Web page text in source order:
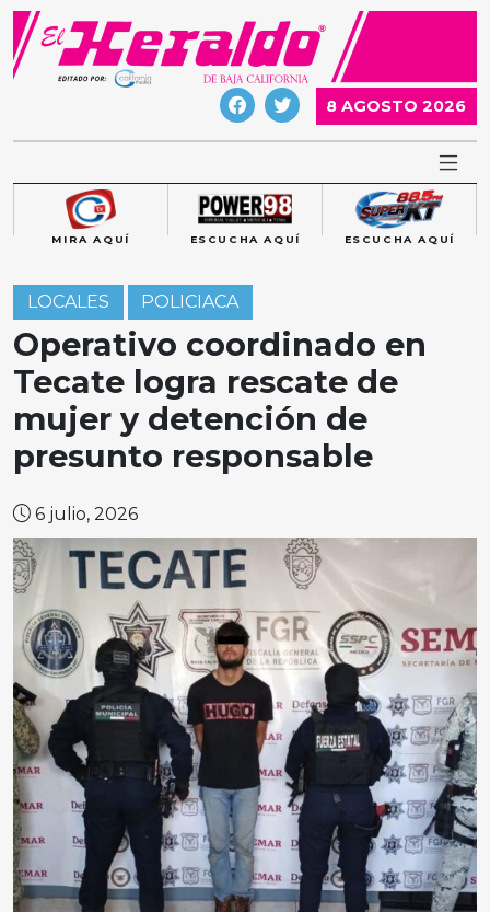
Skip
content
8 AGOSTO 2026
MIRA AQUÍ ESCUCHA AQUÍ ESCUCHA AQUÍ
LOCALES POLICIACA
Operativo coordinado en
Tecate logra rescate de
mujer y detención de
presunto responsable
6 julio, 2026